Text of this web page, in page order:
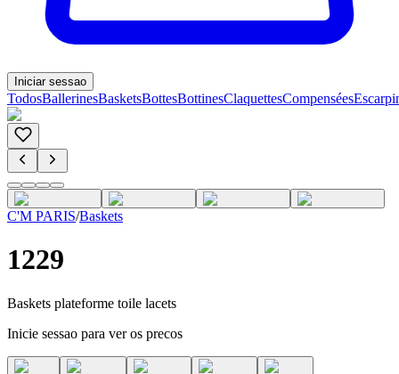
Iniciar sessao
TodosBallerinesBasketsBottesBottinesClaquettesCompensées
C'M PARIS/Baskets
1229
Baskets plateforme toile lacets
Inicie sessao para ver os precos